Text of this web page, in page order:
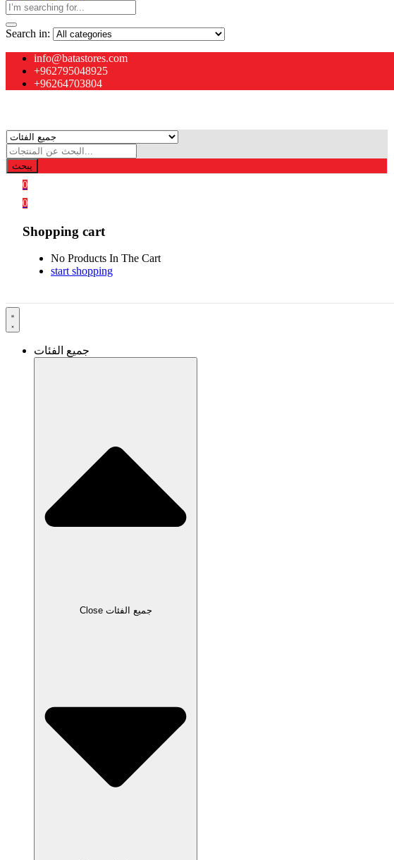
Search in:
info@batastores.com
+962795048925
+96264703804
يبحث
0
0
Shopping cart
No Products In The Cart
start shopping
جميع الفئات
Close جميع الفئات